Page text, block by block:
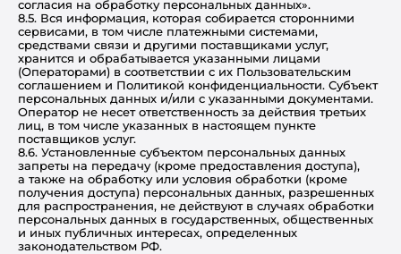
согласия на обработку персональных данных».
8.5. Вся информация, которая собирается сторонними
сервисами, в том числе платежными системами,
средствами связи и другими поставщиками услуг,
хранится и обрабатывается указанными лицами
(Операторами) в соответствии с их Пользовательским
соглашением и Политикой конфиденциальности. Субъект
персональных данных и/или с указанными документами.
Оператор не несет ответственность за действия третьих
лиц, в том числе указанных в настоящем пункте
поставщиков услуг.
8.6. Установленные субъектом персональных данных
запреты на передачу (кроме предоставления доступа),
а также на обработку или условия обработки (кроме
получения доступа) персональных данных, разрешенных
для распространения, не действуют в случаях обработки
персональных данных в государственных, общественных
и иных публичных интересах, определенных
законодательством РФ.